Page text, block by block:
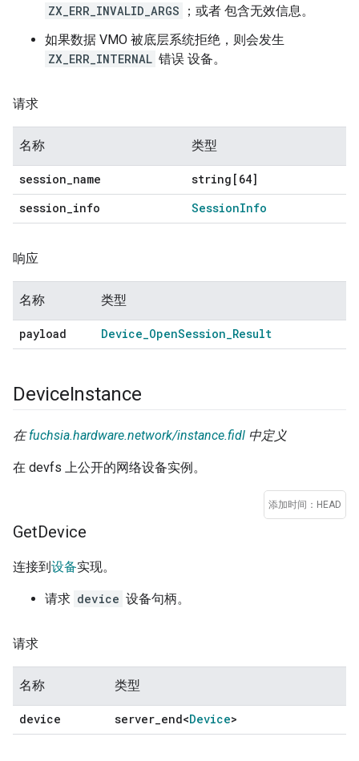
ZX_ERR_INVALID_ARGS
；或者 包含无效信息。
如果数据 VMO 被底层系统拒绝，则会发生
ZX_ERR_INTERNAL 错误 设备。
请求
名称 类型
session name
string[64]
session info SessionInfo
响应
名称 类型
payload Device OpenSession Result
DeviceInstance
在fuchsia.hardware.network/instance.fidl 中定义
在 devfs 上公开的网络设备实例。
添加时间：HEAD
GetDevice
连接到 设备实现。
请求 device 设备句柄。
请求
名称 类型
device server_end<Device>